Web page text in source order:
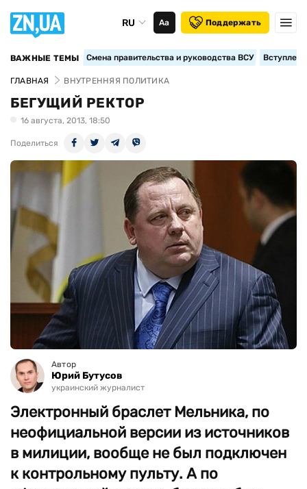
RU Аа Поддержать
ВАЖНЫЕ ТЕМЫ Смена правительства и руководства ВСУ
ГЛАВНАЯ ВНУТРЕННЯЯ ПОЛИТИКА
БЕГУЩИЙ РЕКТОР
16 августа, 2013, 18:50
Поделиться
Автор
Юрий Бутусов
украинский журналист
Электронный браслет Мельника, по
неофициальной версии из источников
в милиции, вообще не был подключен
к контрольному пульту. А по